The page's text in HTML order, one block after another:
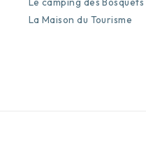
La Maison du Tourisme